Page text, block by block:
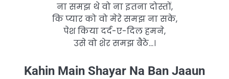
ना समझ थे वो ना इतना दोस्तों,
कि प्यार को वो मेरे समझ ना सके,
पेश किया दर्द-ए-दिल हमने,
उसे वो शेर समझ बैठे…।
Kahin Main Shayar Na Ban Jaaun